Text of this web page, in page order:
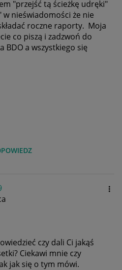
"przejść tą ścieżkę udręki"
w nieświadomości że nie
roczne raporty. Moja
co piszą i zadzwoń do
BDO a wszystkiego się
czy dali Ci jakąś
Ciekawi mnie czy
jak się o tym mówi.